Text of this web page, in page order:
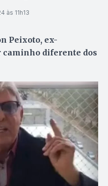
às 11h13
Peixoto, ex-
diferente dos